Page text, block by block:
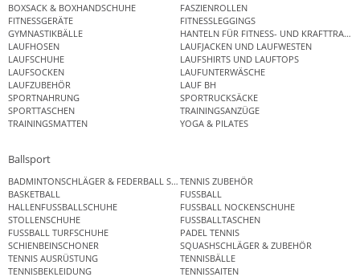
BOXSACK & BOXHANDSCHUHE
FASZIENROLLEN
FITNESSGERÄTE
FITNESSLEGGINGS
GYMNASTIKBÄLLE
HANTELN FÜR FITNESS- UND
LAUFHOSEN
LAUFJACKEN UND LAUFWESTEN
LAUFSCHUHE
LAUFSHIRTS UND LAUFTOPS
LAUFSOCKEN
LAUFUNTERWÄSCHE
LAUFZUBEHÖR
LAUF BH
SPORTNAHRUNG
SPORTRUCKSÄCKE
SPORTTASCHEN
TRAININGSANZÜGE
TRAININGSMATTEN
YOGA & PILATES
Ballsport
BADMINTONSCHLÄGER & FEDERBALL SETSTENNIS ZUBEHÖR
BASKETBALL
FUSSBALL
HALLENFUSSBALLSCHUHE
FUSSBALL NOCKENSCHUHE
STOLLENSCHUHE
FUSSBALLTASCHEN
FUSSBALL TURFSCHUHE
PADEL TENNIS
SCHIENBEINSCHONER
SQUASHSCHLÄGER & ZUBEHÖR
TENNIS AUSRÜSTUNG
TENNISBÄLLE
TENNISBEKLEIDUNG
TENNISSAITEN